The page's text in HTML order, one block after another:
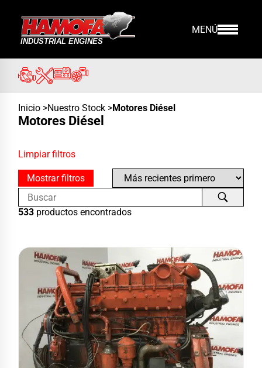
MENÚ
Motores Diésel
Inicio >Nuestro Stock >Motores Diésel
Limpiar filtros
533 productos encontrados
Mostrar filtros